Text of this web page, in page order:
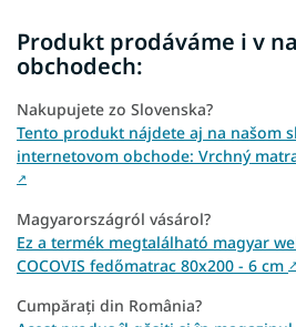
Produkt prodáváme i v
obchodech:
Nakupujete zo Slovenska?
Tento produkt nájdete aj na našom
internetovom obchode: Vrchný
↗
Magyarországról vásárol?
Ez a termék megtalálható magyar
COCOVIS fedőmatrac 80x200 - 6 cm ↗
Cumpărați din România?